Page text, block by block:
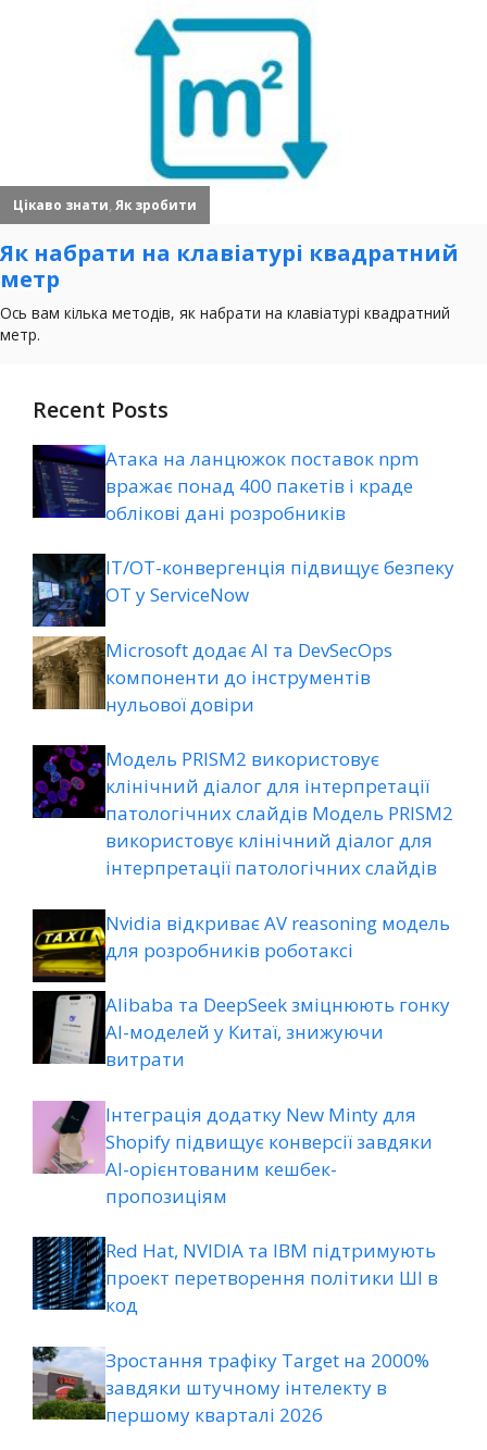
Recent Posts
Атака на ланцюжок поставок npm
вражає понад 400 пакетів і краде
облікові дані розробників
ІТ/ОТ-конвергенція підвищує безпеку
ОТ у ServiceNow
Microsoft додає AI та DevSecOps
компоненти до інструментів
нульової довіри
Модель PRISM2 використовує
клінічний діалог для інтерпретації
патологічних слайдів Модель PRISM2
використовує клінічний діалог для
інтерпретації патологічних слайдів
Nvidia відкриває AV reasoning модель
для розробників роботаксі
Alibaba та DeepSeek зміцнюють гонку
AI-моделей у Китаї, знижуючи
витрати
Інтеграція додатку New Minty для
Shopify підвищує конверсії завдяки
AI-орієнтованим кешбек-
пропозиціям
Red Hat, NVIDIA та IBM підтримують
проект перетворення політики ШІ в
код
Зростання трафіку Target на 2000%
завдяки штучному інтелекту в
першому кварталі 2026